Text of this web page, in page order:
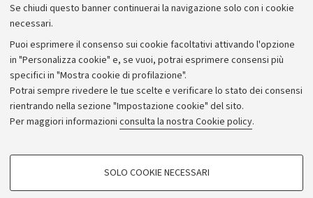
Se chiudi questo banner continuerai la navigazione solo con i cookie
necessari.
Puoi esprimere il consenso sui cookie facoltativi attivando l'opzione
in "Personalizza cookie" e, se vuoi, potrai esprimere consensi più
specifici in "Mostra cookie di profilazione".
Potrai sempre rivedere le tue scelte e verificare lo stato dei consensi
rientrando nella sezione "Impostazione cookie" del sito.
Per maggiori informazioni consulta la nostra Cookie policy.
COOKIE DI PROFILAZIONE - FACOLTATIVI
SOLO COOKIE NECESSARI
Archivio
Comunicati stampa
Redazione
Rassegna stampa